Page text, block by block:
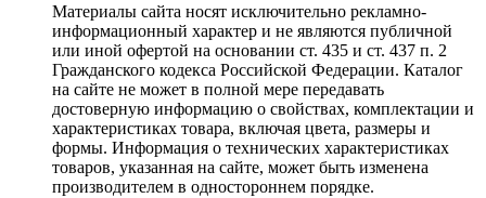
Материалы сайта носят исключительно рекламно-
информационный характер и не являются публичной
или иной офертой на основании ст. 435 и ст. 437 п. 2
Гражданского кодекса Российской Федерации. Каталог
на сайте не может в полной мере передавать
достоверную информацию о свойствах, комплектации и
характеристиках товара, включая цвета, размеры и
формы. Информация о технических характеристиках
товаров, указанная на сайте, может быть изменена
производителем в одностороннем порядке.